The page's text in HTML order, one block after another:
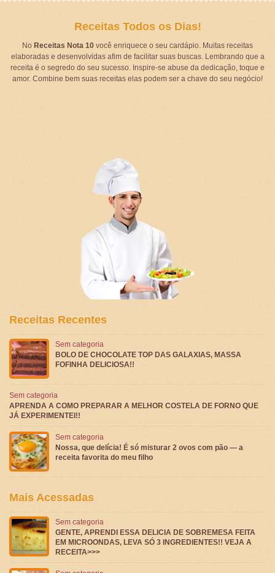
Receitas Todos os Dias!
No Receitas Nota 10você enriquece o seu cardápio. Muitas receitas
elaboradas e desenvolvidas afim de facilitar suas buscas. Lembrando que a
receita é o segredo do seu sucesso. Inspire-se abuse da dedicação, toque e
amor. Combine bem suas receitas elas podem ser a chave do seu negócio!
Receitas Recentes
Sem categoria
BOLO DE CHOCOLATE TOP DAS GALAXIAS, MASSA
FOFINHA DELICIOSA!!
Sem categoria
APRENDA A COMO PREPARAR A MELHOR COSTELA DE FORNO QUE
JÁ EXPERIMENTEI!!
Sem categoria
Nossa, que delícia! É só misturar 2 ovos com pão — a
receita favorita do meu filho
Mais Acessadas
Sem categoria
GENTE, APRENDI ESSA DELICIA DE SOBREMESA FEITA
EM MICROONDAS, LEVA SÓ 3 INGREDIENTES!! VEJA A
RECEITA>>>